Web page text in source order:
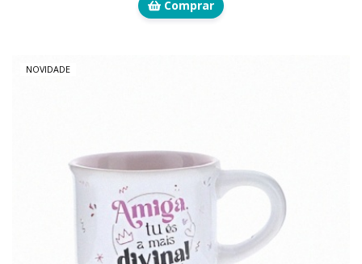
Comprar
NOVIDADE